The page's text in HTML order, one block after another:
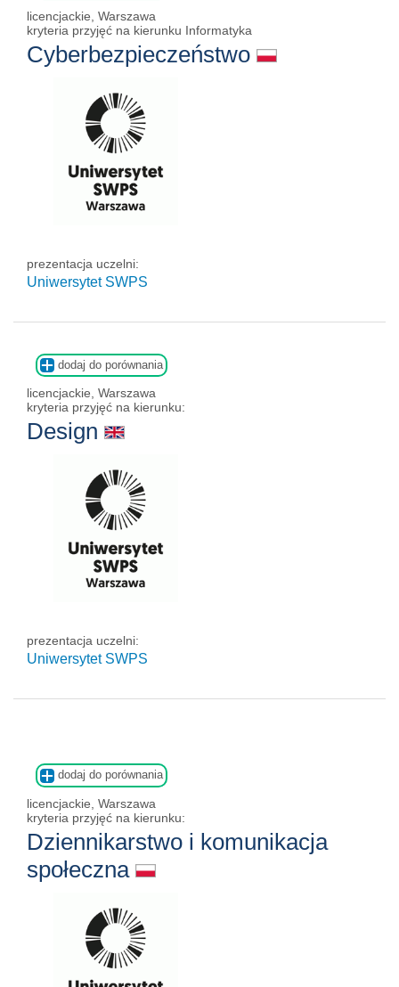
licencjackie, Warszawa
kryteria przyjęć na kierunku Informatyka
Cyberbezpieczeństwo
prezentacja uczelni:
Uniwersytet SWPS
dodaj do porównania
licencjackie, Warszawa
kryteria przyjęć na kierunku:
Design
prezentacja uczelni:
Uniwersytet SWPS
dodaj do porównania
licencjackie, Warszawa
kryteria przyjęć na kierunku:
Dziennikarstwo i komunikacja
społeczna